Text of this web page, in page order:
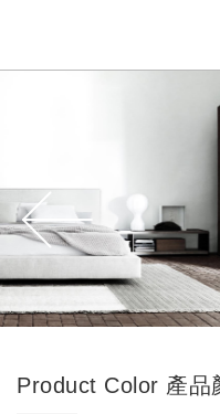
Product Color 產品